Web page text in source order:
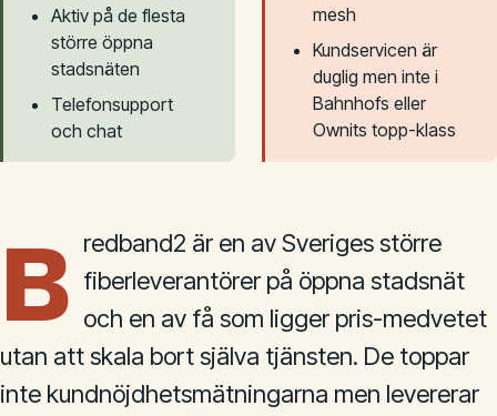
Aktiv på de flesta
större öppna
stadsnäten
Telefonsupport
och chat
mesh
Kundservicen är
duglig men inte i
Bahnhofs eller
Ownits topp-klass
B redband2 är en av Sveriges större
fiberleverantörer på öppna stadsnät
och en av få som ligger pris-medvetet
utan att skala bort själva tjänsten. De toppar
inte kundnöjdhetsmätningarna men levererar